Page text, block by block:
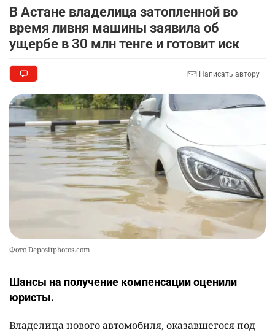
8
💻 В школах Казахстана изменили название и
содержание некоторых предметов
2315 3 17
9
2294 2 37
10 🤝 Токаев принял главу холдинга "Байтерек"
2359 1 22
В Астане владелица затопленной во
время ливня машины заявила об
ущербе в 30 млн тенге и готовит иск
Написать автору
Фото Depositphotos.com
Шансы на получение компенсации оценили
юристы.
Владелица нового автомобиля, оказавшегося под